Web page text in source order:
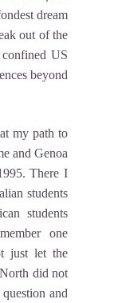
dream
out of the
US
beyond
my path to
and Genoa
There I
students
students
one
just let the
did not
and